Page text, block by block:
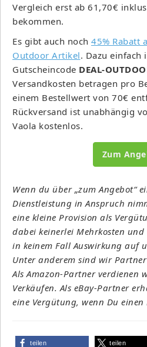
Vergleich erst ab 61,70€
bekommen.
Es gibt auch noch 45% Rabatt
Outdoor Artikel. Dazu einfach
Gutscheincode DEAL-
Versandkosten betragen pro
einem Bestellwert von 70€
Rückversand ist unabhängig
Vaola kostenlos.
Zum
Wenn du über „zum Angebot“
Dienstleistung in Anspruch
eine kleine Provision als
dabei keinerlei Mehrkosten und
in keinem Fall Auswirkung auf
Unter anderem sind wir
Als Amazon-Partner verdienen
Verkäufen. Als eBay-Partner
eine Vergütung, wenn Du
teilen teilen